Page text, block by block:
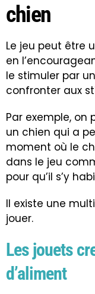
chien
Le jeu peut être
en
le stimuler par
confronter aux
Par exemple,
un chien qui a
moment où le
dans le jeu
pour qu’il s’y
Il existe une
jouer.
Les jouets
d’aliment